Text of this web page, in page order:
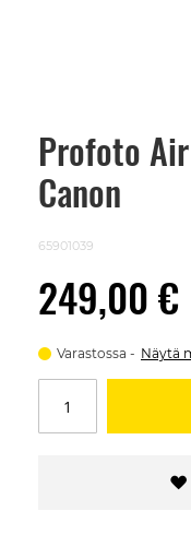
Profoto
Canon
65901039
249,00 €
Varastossa Näytä
Skip
beginning
images